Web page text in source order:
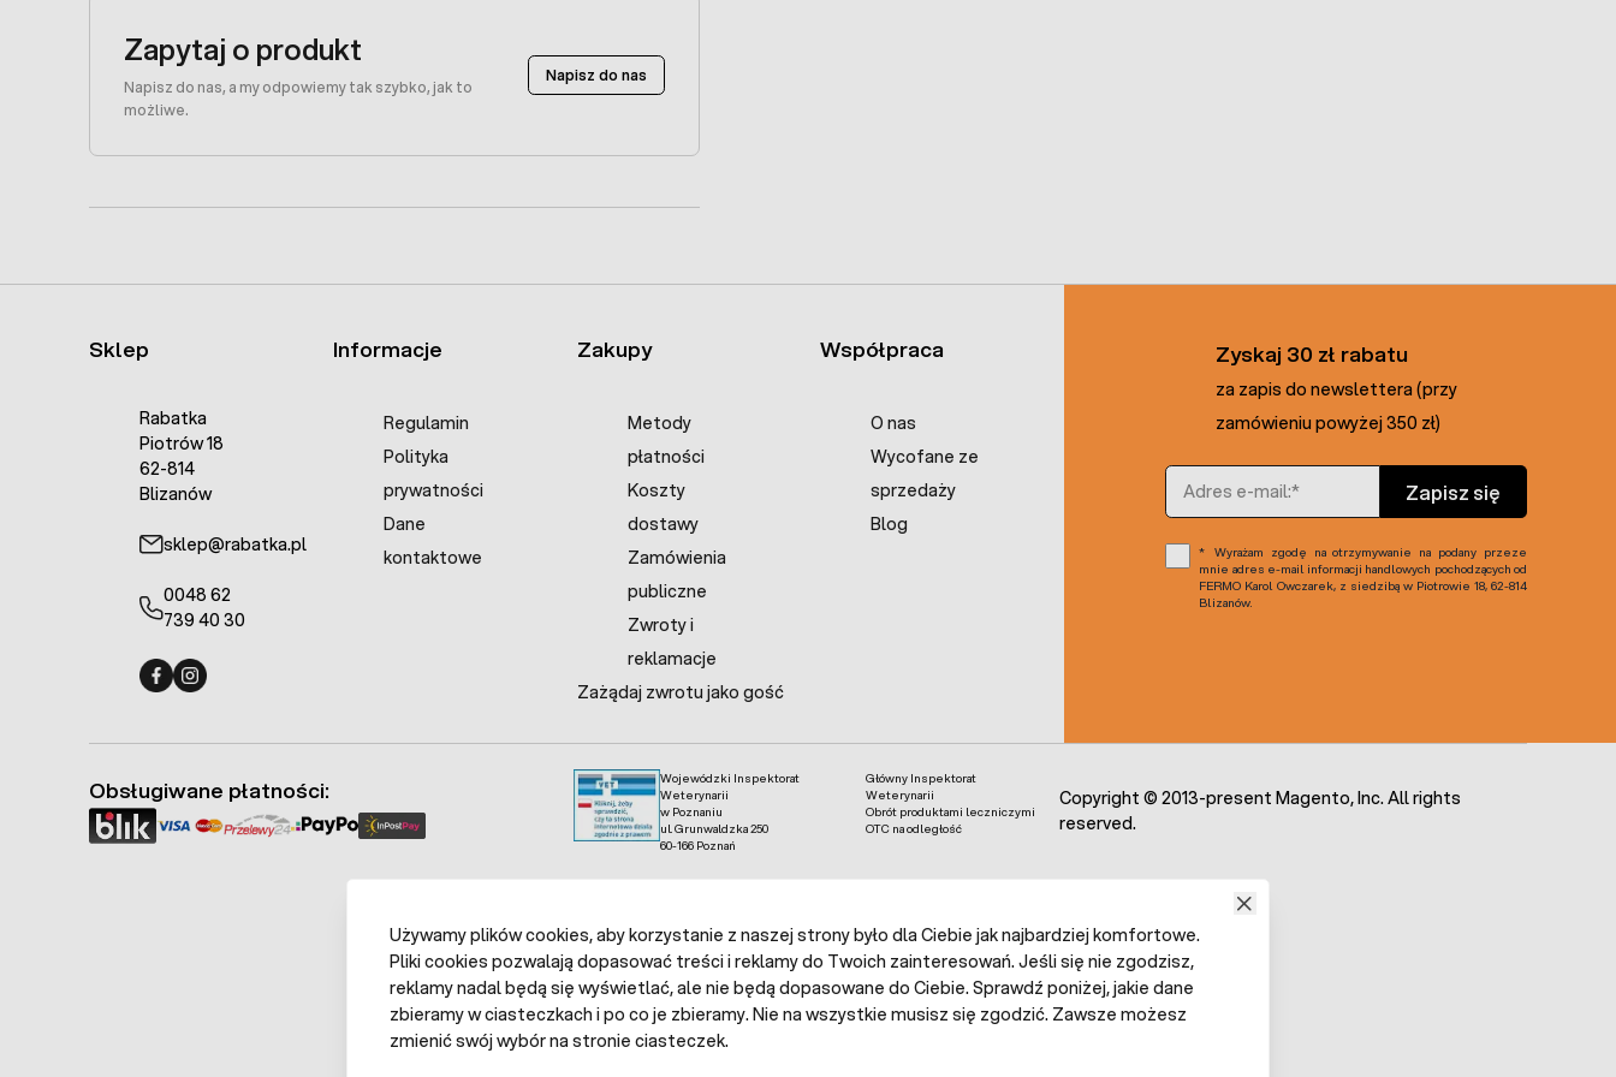
Zapytaj o produkt
Napisz do nas, a my odpowiemy tak szybko, jak to
możliwe.
Napisz do nas
Sklep
Rabatka
Piotrów 18
62-814
Blizanów
sklep@rabatka.pl
0048 62
739 40 30
Informacje
Regulamin
Polityka
prywatności
Dane
kontaktowe
Zakupy
Metody
płatności
Koszty
dostawy
Zamówienia
publiczne
Zwroty i
reklamacje
Zażądaj zwrotu jako gość
Współpraca
O nas
Wycofane ze
sprzedaży
Blog
Zyskaj 30 zł rabatu
za zapis do newslettera (przy
zamówieniu powyżej 350 zł)
Adres e-mail
Zapisz się
Wyrażam zgodę na otrzymywanie na podany przeze
mnie adres e-mail informacji handlowych pochodzących od
FERMO Karol Owczarek, z siedzibą w Piotrowie 18, 62-814
Blizanów.
Wojewódzki Inspektorat
Weterynarii
w Poznaniu
ul. Grunwaldzka 250
60-166 Poznań
Główny Inspektorat
Weterynarii
Obrót produktami leczniczymi
OTC na odległość
Obsługiwane płatności:
Copyright © 2013-present Magento, Inc. All rights
reserved.
Używamy plików cookies, aby korzystanie z naszej strony było dla Ciebie jak najbardziej komfortowe.
Pliki cookies pozwalają dopasować treści i reklamy do Twoich zainteresowań. Jeśli się nie zgodzisz,
reklamy nadal będą się wyświetlać, ale nie będą dopasowane do Ciebie. Sprawdź poniżej, jakie dane
zbieramy w ciasteczkach i po co je zbieramy. Nie na wszystkie musisz się zgodzić. Zawsze możesz
zmienić swój wybór na stronie ciasteczek.